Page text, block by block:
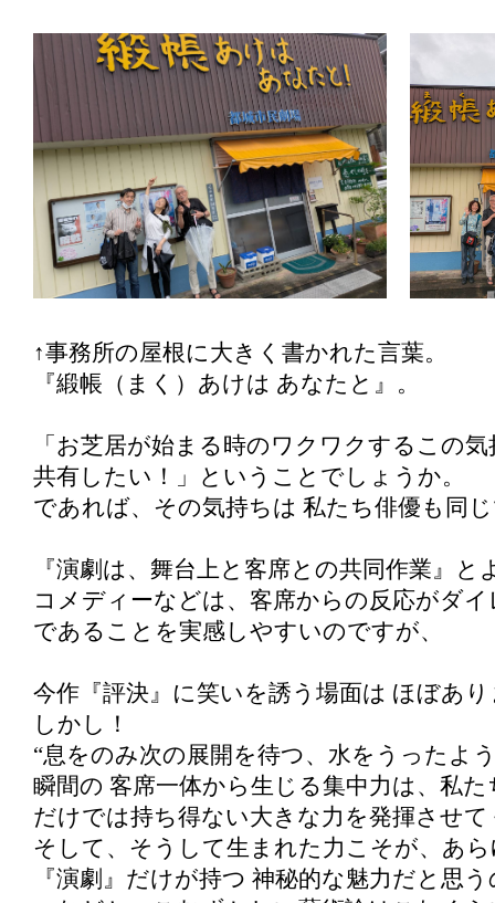
↑事務所の屋根に大きく書かれた言葉。
『緞帳（まく）あけは あなたと』。
「お芝居が始まる時のワクワクするこの
共有したい！」ということでしょうか。
であれば、その気持ちは 私たち俳優も同
『演劇は、舞台上と客席との共同作業』と
コメディーなどは、客席からの反応がダ
であることを実感しやすいのですが、
今作『評決』に笑いを誘う場面は ほぼあ
しかし！
“息をのみ次の展開を待つ、水をうったよ
瞬間の 客席一体から生じる集中力は、私
だけでは持ち得ない大きな力を発揮させ
そして、そうして生まれた力こそが、あ
『演劇』だけが持つ 神秘的な魅力だと思